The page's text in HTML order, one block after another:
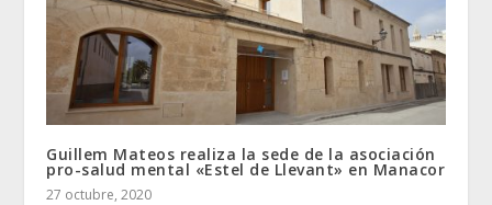
Guillem Mateos realiza la sede de la asociación
pro-salud mental «Estel de Llevant» en Manacor
27 octubre, 2020